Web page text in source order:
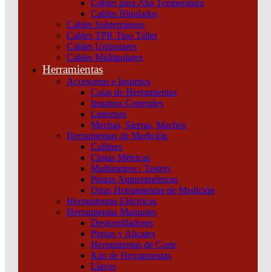
Cables para Alta Temperatura
Cables Blindados
Cables Subterráneos
Cables TPR Tipo Taller
Cables Unipolares
Cables Multipolares
Herramientas
Accesorios e Insumos
Cajas de Herramientas
Insumos Generales
Linternas
Mechas, Sierras, Machos
Herramientas de Medición
Calibres
Cintas Métricas
Multímetros / Testers
Pinzas Amperimétricas
Otras Herramientas de Medición
Herramientas Eléctricas
Herramientas Manuales
Destornilladores
Pinzas y Alicates
Herramientas de Corte
Kits de Herramientas
Llaves
Maniobra y Protección/Dispositivos de
Interruptores y seccionadores
Tm200D Para Interruptores Automáticos Compact Nsx 250
Magnetotérmico Potencia 200 A 4 Polos 4D Schneider
Unidad De Control Tm200D Para Interruptores
Automáticos Compact Nsx 250 Magnetotérmico
Potencia 200 A 4 Polos 4D Schneider
Interruptores y seccionadores